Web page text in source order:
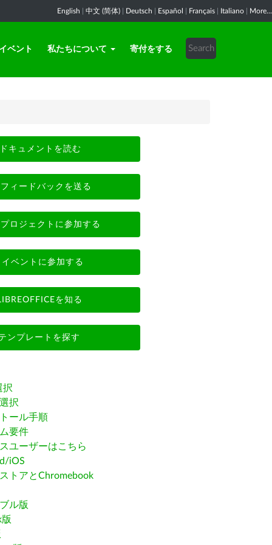
English 中文 (简体) Deutsch Español Français Italiano More...
イベント 私たちについて 寄付をする
ドキュメントを読む
フィードバックを送る
プロジェクトに参加する
イベントに参加する
を知る
ンプレートを探す
択
択
ール手順
要件
ユーザーはこちら
iOS
トアとChromebook
ル版